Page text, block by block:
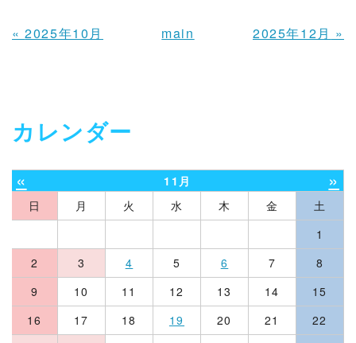
«2025年10月 main 2025年12月 »
カレンダー
« 11月 »
日 月 火 水 木 金
土
1
2
3 4 5 6 7
8
9
10 11 12 13 14
15
16
17 18 19 20 21
22